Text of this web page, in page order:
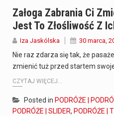
Załoga Zabrania Ci
Jest To Złośliwość Z
Iza Jaskólska 30 marca,
Nie raz zdarza się tak, że
zmienić tuż przed startem swoje
CZYTAJ WIĘCEJ...
Posted in PODRÓŻE |
PODRÓŻE | SLIDER, PODRÓŻE |